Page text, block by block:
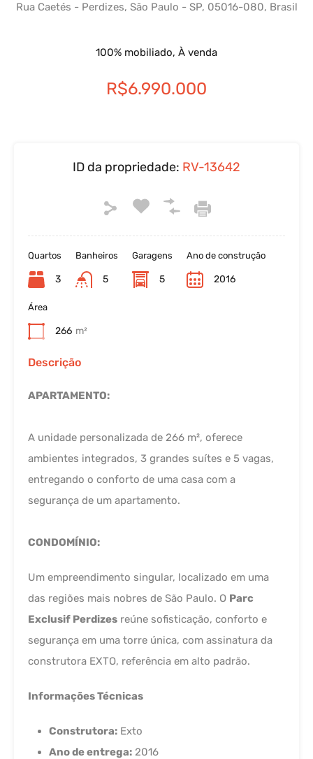
Rua Caetés - Perdizes, São Paulo - SP, 05016-080, Brasil
100% mobiliado, À venda
R$6.990.000
ID da propriedade: RV-13642
Quartos
3
Banheiros
5
Garagens
5
Ano de construção
2016
Área
266 m²
Descrição
APARTAMENTO:
A unidade personalizada de 266 m², oferece
ambientes integrados, 3 grandes suítes e 5 vagas,
entregando o conforto de uma casa com a
segurança de um apartamento.
CONDOMÍNIO:
Um empreendimento singular, localizado em uma
das regiões mais nobres de São Paulo. O Parc
Exclusif Perdizes reúne sofisticação, conforto e
segurança em uma torre única, com assinatura da
construtora EXTO, referência em alto padrão.
Informações Técnicas
Construtora: Exto
Ano de entrega: 2016